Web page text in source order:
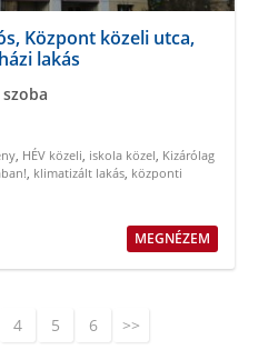
Központ közeli utca,
lakás
szoba
, HÉV közeli, iskola közel, Kizárólag
, klimatizált lakás, központi
MEGNÉZEM
4 5 6 >>